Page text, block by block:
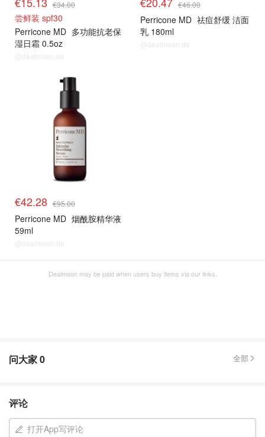
€34.00
尝鲜装 spf30
Perricone MD 多功能抗老保
湿日霜 0.5oz
@dealmoon.de
€46.00
Perricone MD 祛痘舒缓 洁面
乳 180ml
@dealmoon.de
€42.28 €95.00
Perricone MD 烟酰胺精华液
59ml
@dealmoon.de
Dealmoon may be paid when users buy items via our links.
问大家0 全部
评论
打开App写评论